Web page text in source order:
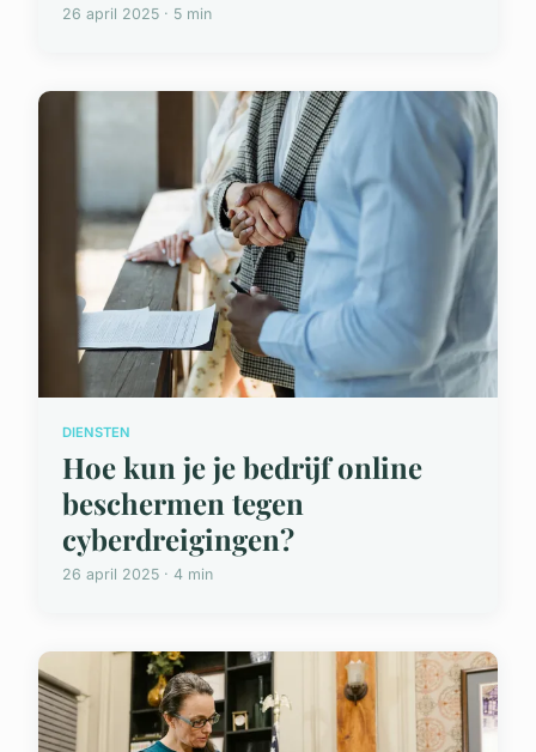
26 april 2025 · 5 min
DIENSTEN
Hoe kun je je bedrijf online
beschermen tegen
cyberdreigingen?
26 april 2025 · 4 min